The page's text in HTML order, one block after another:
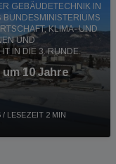
GEBÄUDETECHNIK IN
KLIMA- UND
UND
IN DIE 3. RUNDE.
10 Jahre
/ LESEZEIT 2 MIN